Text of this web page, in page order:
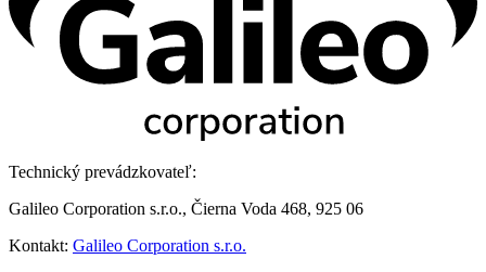
Technický prevádzkovateľ:
Galileo Corporation s.r.o., Čierna Voda 468, 925 06
Kontakt: Galileo Corporation s.r.o.